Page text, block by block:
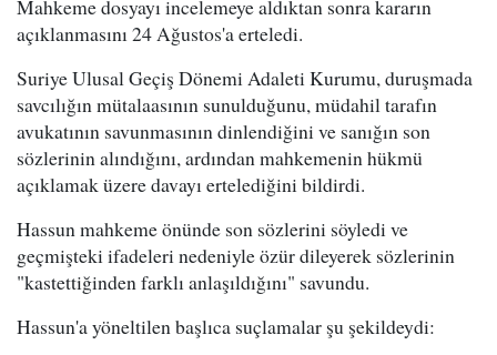
Mahkeme dosyayı incelemeye aldıktan sonra kararın
açıklanmasını 24 Ağustos'a erteledi.
Suriye Ulusal Geçiş Dönemi Adaleti Kurumu, duruşmada
savcılığın mütalaasının sunulduğunu, müdahil tarafın
avukatının savunmasının dinlendiğini ve sanığın son
sözlerinin alındığını, ardından mahkemenin hükmü
açıklamak üzere davayı ertelediğini bildirdi.
Hassun mahkeme önünde son sözlerini söyledi ve
geçmişteki ifadeleri nedeniyle özür dileyerek sözlerinin
"kastettiğinden farklı anlaşıldığını" savundu.
Hassun'a yöneltilen başlıca suçlamalar şu şekildeydi: